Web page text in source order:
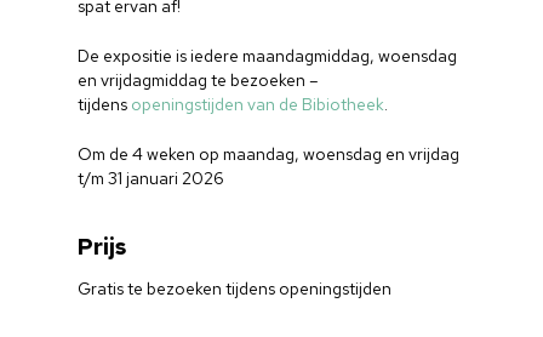
spat ervan af!
De expositie is iedere maandagmiddag, woensdag
en vrijdagmiddag te bezoeken –
tijdens openingstijden van de Bibiotheek.
Om de 4 weken op maandag, woensdag en vrijdag
t/m 31 januari 2026
Prijs
Gratis te bezoeken tijdens openingstijden